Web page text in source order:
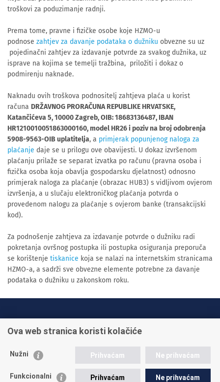
troškovi za poduzimanje radnji.
Prema tome, pravne i fizičke osobe koje HZMO-u
podnose zahtjev za davanje podataka o dužniku obvezne su uz
pojedinačni zahtjev za izdavanje potvrde za svakog dužnika, uz
isprave na kojima se temelji tražbina, priložiti i dokaz o
podmirenju naknade.
Naknadu ovih troškova podnositelj zahtjeva plaća u korist
računa DRŽAVNOG PRORAČUNA REPUBLIKE HRVATSKE,
Katančićeva 5, 10000 Zagreb, OIB: 18683136487, IBAN
HR1210010051863000160, model HR26 i poziv na broj odobrenja
5908-9563-OIB uplatitelja, a primjerak popunjenog naloga za
plaćanje daje se u prilogu ove obavijesti. U dokaz izvršenom
plaćanju prilaže se separat izvatka po računu (pravna osoba i
fizička osoba koja obavlja gospodarsku djelatnost) odnosno
primjerak naloga za plaćanje (obrazac HUB3) s vidljivom ovjerom
izvršenja, a u slučaju elektroničkog plaćanja potvrda o
provedenom nalogu za plaćanje s ovjerom banke (transakcijski
kod).
Za podnošenje zahtjeva za izdavanje potvrde o dužniku radi
pokretanja ovršnog postupka ili postupka osiguranja preporuča
se korištenje tiskanice koja se nalazi na internetskim stranicama
HZMO-a, a sadrži sve obvezne elemente potrebne za davanje
podataka o dužniku u zakonskom roku.
+385 1 45 95 011
Postavite pitanje
Ova web stranica koristi kolačiće
Nužni Prihvaćam Ne prihvaćam
Funkcionalni Prihvaćam Ne prihvaćam